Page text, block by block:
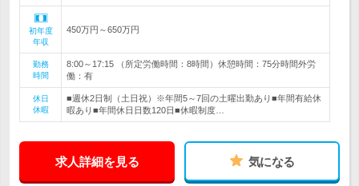
初年度
年収
450万円～650万円
勤務
時間
8:00～17:15 （所定労働時間：8時間）休憩時間：75分時間外労
働：有
休日
休暇
■週休2日制（土日祝）※年間5～7回の土曜出勤あり■年間有給休
暇あり■年間休日日数120日■休暇制度…
求人詳細を見る 気になる